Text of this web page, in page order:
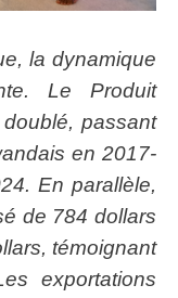
la dynamique
Le Produit
passant
en 2017-
En parallèle,
de 784 dollars
témoignant
exportations